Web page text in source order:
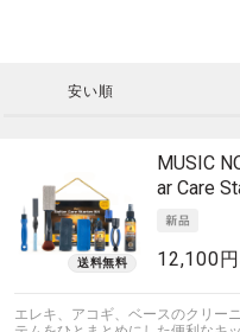
安い順
MUSIC
ar Care
12,100円
エレキ、アコギ、ベースのクリー